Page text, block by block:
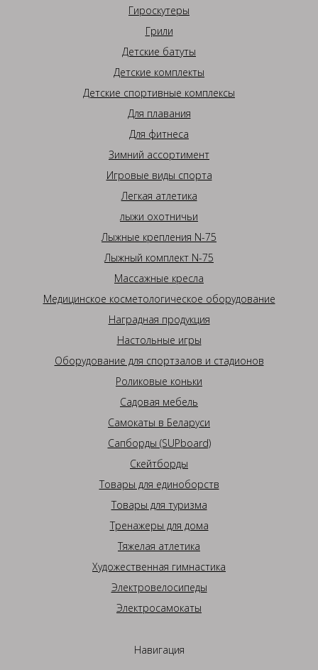
Гироскутеры
Грили
Детские батуты
Детские комплекты
Детские спортивные комплексы
Для плавания
Для фитнеса
Зимний ассортимент
Игровые виды спорта
Легкая атлетика
лыжи охотничьи
Лыжные крепления N-75
Лыжный комплект N-75
Массажные кресла
Медицинское косметологическое оборудование
Наградная продукция
Настольные игры
Оборудование для спортзалов и стадионов
Роликовые коньки
Садовая мебель
Самокаты в Беларуси
Сапборды (SUPboard)
Скейтборды
Товары для единоборств
Товары для туризма
Тренажеры для дома
Тяжелая атлетика
Художественная гимнастика
Электровелосипеды
Электросамокаты
Навигация